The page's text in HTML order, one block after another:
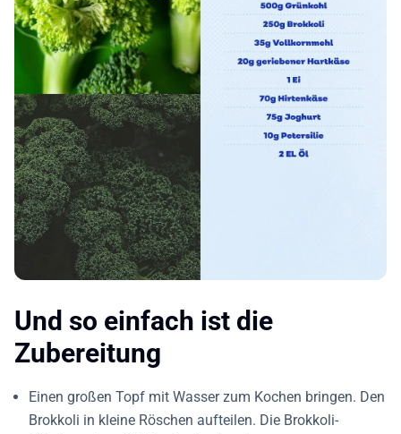
Und so einfach ist die
Zubereitung
Einen großen Topf mit Wasser zum Kochen bringen. Den
Brokkoli in kleine Röschen aufteilen. Die Brokkoli-